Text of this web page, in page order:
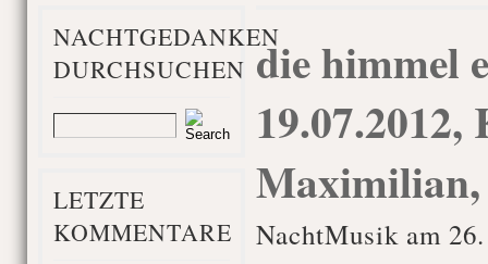
NACHTGEDANKEN
DURCHSUCHEN
LETZTE
KOMMENTARE
die himmel
19.07.2012,
NachtMusik am